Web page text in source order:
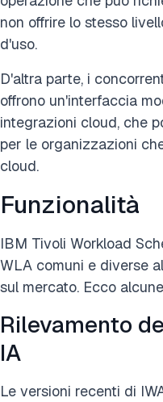
non offrire lo stesso
d'uso.
D'altra parte, i
offrono un'interfaccia
integrazioni cloud, che
per le organizzazioni
cloud.
Funzionalità
IBM Tivoli Workload
WLA comuni e diverse
sul mercato. Ecco
Rilevamento
IA
Le versioni recenti di